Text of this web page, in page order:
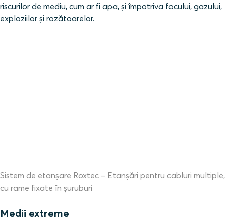
riscurilor de mediu, cum ar fi apa, și împotriva focului, gazului,
exploziilor și rozătoarelor.
Sistem de etanșare Roxtec – Etanșări pentru cabluri multiple,
cu rame fixate în șuruburi
Medii extreme